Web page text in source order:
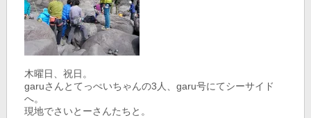
木曜日、祝日。
garuさんとてっぺいちゃんの3人、garu号にてシーサイド
へ。
現地でさいとーさんたちと。